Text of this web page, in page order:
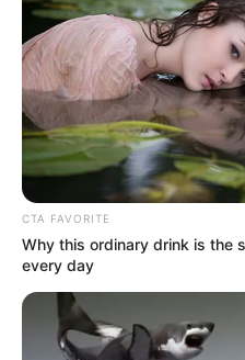
Tenemos
interesan.
favor, active
ACTIVAR AHORA
TEMAS DESTACADOS
RECIBO DEL AGUA
CUNDINAMARCA
CORTES DE LUZ
CTA FAVORITE
Why this ordinary drink is the
every day